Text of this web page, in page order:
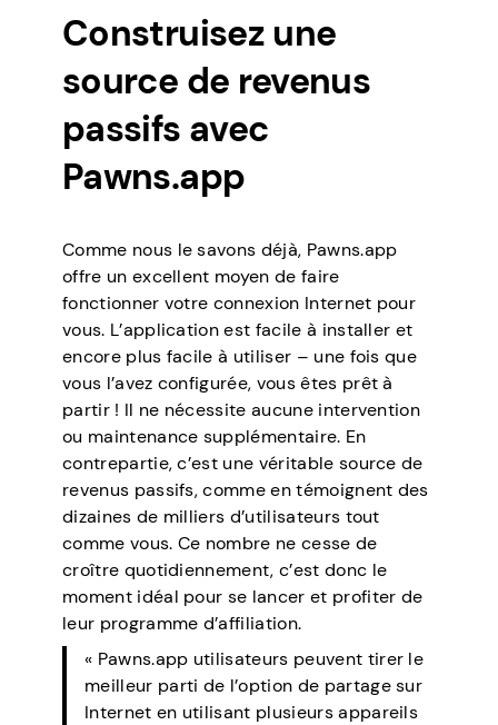
Construisez une
source de revenus
passifs avec
Pawns.app
Comme nous le savons déjà, Pawns.app
offre un excellent moyen de faire
fonctionner votre connexion Internet pour
vous. L’application est facile à installer et
encore plus facile à utiliser – une fois que
vous l’avez configurée, vous êtes prêt à
partir ! Il ne nécessite aucune intervention
ou maintenance supplémentaire. En
contrepartie, c’est une véritable source de
revenus passifs, comme en témoignent des
dizaines de milliers d’utilisateurs tout
comme vous. Ce nombre ne cesse de
croître quotidiennement, c’est donc le
moment idéal pour se lancer et profiter de
leur programme d’affiliation.
« Pawns.app utilisateurs peuvent tirer le
meilleur parti de l’option de partage sur
Internet en utilisant plusieurs appareils